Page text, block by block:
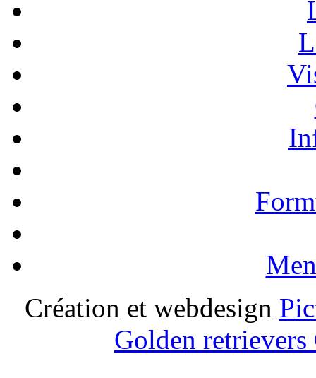
Création et webdesign
Golden